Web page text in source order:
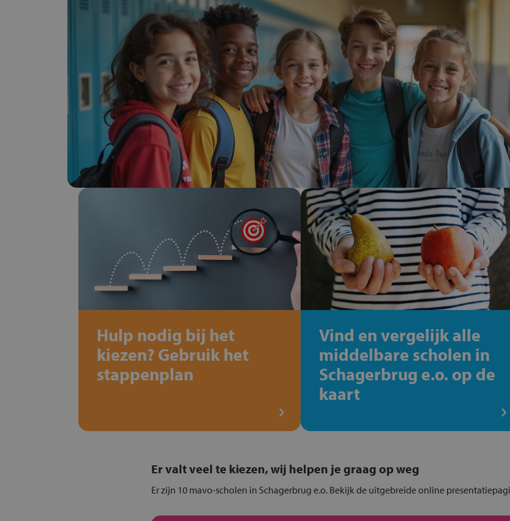
Hulp nodig bij het
kiezen? Gebruik het
stappenplan
Vind en vergelijk alle
middelbare scholen in
Schagerbrug e.o. op de
kaart
Er valt veel te kiezen, wij helpen je graag op weg
Er zijn 10 mavo-scholen in Schagerbrug e.o. Bekijk de uitgebreide online